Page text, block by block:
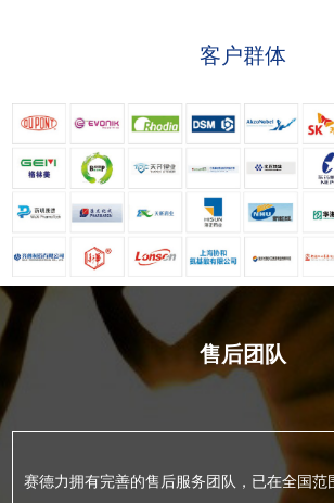
客户群体
售后团队
赛德力拥有完善的售后服务团队，已在全国范